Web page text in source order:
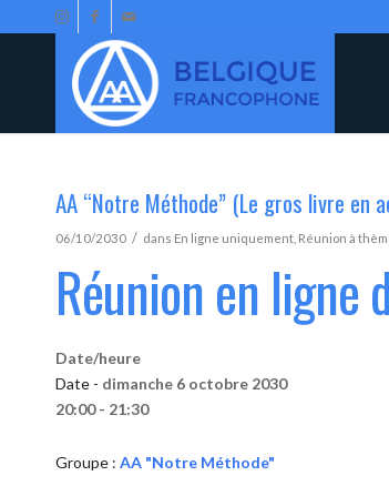
AA “Notre Méthode” (Le gros livre en
06/10/2030 / dans En ligne uniquement Réunion à
Réunion en ligne
Date/heure
Date - dimanche 6 octobre 2030
20:00 - 21:30
Groupe : AA "Notre Méthode"